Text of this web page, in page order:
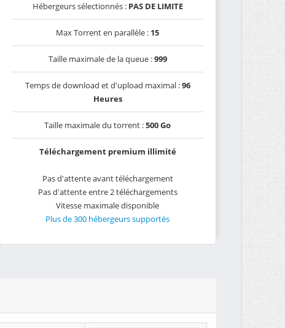
Hébergeurs sélectionnés : PAS DE LIMITE
Max Torrent en parallèle : 15
Taille maximale de la queue :999
Temps de download et d'upload maximal :96
Heures
Taille maximale du torrent :500 Go
Téléchargement premium illimité
Pas d'attente avant téléchargement
Pas d'attente entre 2 téléchargements
Vitesse maximale disponible
Plus de 300 hébergeurs supportés